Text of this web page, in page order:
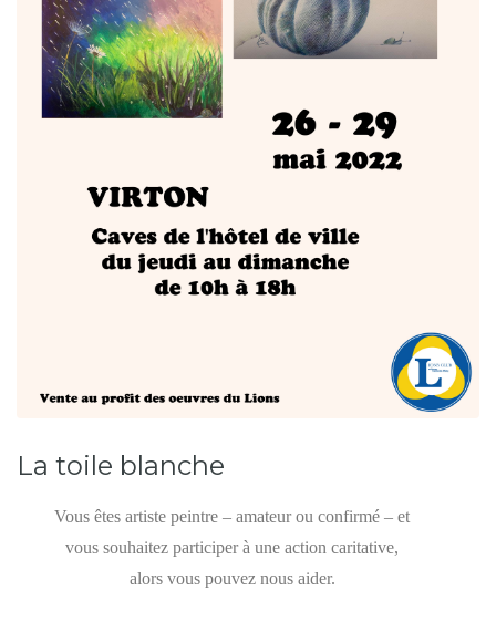
La toile blanche
Vous êtes artiste peintre – amateur ou confirmé – et
vous souhaitez participer à une action caritative,
alors vous pouvez nous aider.